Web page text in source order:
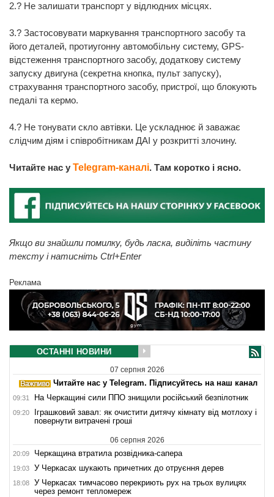
2.? Не залишати транспорт у відлюдних місцях.
3.? Застосовувати маркування транспортного засобу та
його деталей, протиугонну автомобільну систему, GPS-
відстеження транспортного засобу, додаткову систему
запуску двигуна (секретна кнопка, пульт запуску),
страхування транспортного засобу, пристрої, що блокують
педалі та кермо.
4.? Не тонувати скло автівки. Це ускладнює й заважає
слідчим діям і співробітникам ДАІ у розкритті злочину.
Читайте нас у Telegram-каналі. Там коротко і ясно.
Якщо ви знайшли помилку, будь ласка, виділіть частину
тексту і натисніть Ctrl+Enter
Реклама
ОСТАННІ НОВИНИ
07 серпня 2026
Читайте нас у Telegram. Підписуйтесь на наш канал
09:31 На Черкащині сили ППО знищили російський безпілотник
09:20
Іграшковий завал: як очистити дитячу кімнату від мотлоху і
повернути витрачені гроші
06 серпня 2026
20:09 Черкащина втратила розвідника-сапера
19:03 У Черкасах шукають причетних до отруєння дерев
18:08
У Черкасах тимчасово перекриють рух на трьох вулицях
через ремонт тепломереж